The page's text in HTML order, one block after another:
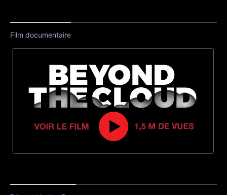
Film documentaire